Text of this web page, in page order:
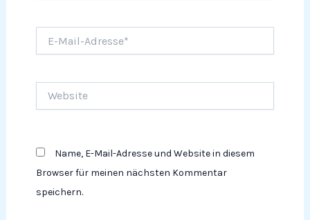
Mail-
Name, E-Mail-Adresse und Website in diesem
Browser für meinen nächsten Kommentar
speichern.